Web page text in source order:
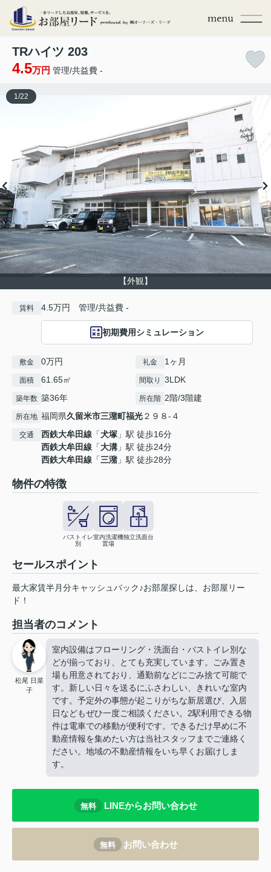
TRハイツ 203
4.5万円 管理/共益費 -
【外観】
1 /22
賃料 4.5万円 管理/共益費 -
初期費用シミュレーション
敷金 0万円 礼金 1ヶ月
面積 61.65㎡ 間取り 3LDK
築年数 築36年 所在階 2階/3階建
所在地 福岡県久留米市三潴町福光２９８-４
交通 西鉄大牟田線 「犬塚 」駅 徒歩16分
西鉄大牟田線 「大溝 」駅 徒歩24分
西鉄大牟田線 「三潴 」駅 徒歩28分
物件の特徴
バストイレ
別
室内洗濯機
置場
独立洗面台
セールスポイント
最大家賃半月分キャッシュバック♪お部屋探しは、お部屋リー
ド！
担当者のコメント
松尾 日菜
子
室内設備はフローリング・洗面台・バストイレ別な
どが揃っており、とても充実しています。ごみ置き
場も用意されており、通勤前などにごみ捨て可能で
す。新しい日々を送るにふさわしい、きれいな室内
です。予定外の事態が起こりがちな新居選び、入居
日などもぜひ一度ご相談ください。2駅利用できる物
件は電車での移動が便利です。できるだけ早めに不
動産情報を集めたい方は当社スタッフまでご連絡く
ださい。地域の不動産情報をいち早くお届けしま
す。
無料 LINEからお問い合わせ
無料 お問い合わせ